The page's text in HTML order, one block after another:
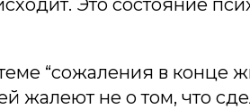
“сожаления в конце
жалеют не о том, что